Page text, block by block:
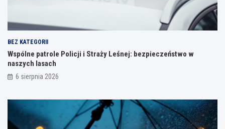
BEZ KATEGORII
Wspólne patrole Policji i Straży Leśnej: bezpieczeństwo w
naszych lasach
6 sierpnia 2026